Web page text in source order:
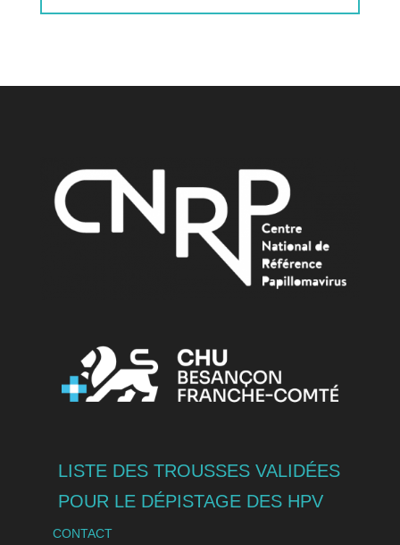
LISTE DES TROUSSES VALIDÉES
POUR LE DÉPISTAGE DES HPV
CONTACT